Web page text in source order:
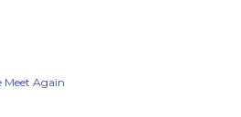
Meet Again